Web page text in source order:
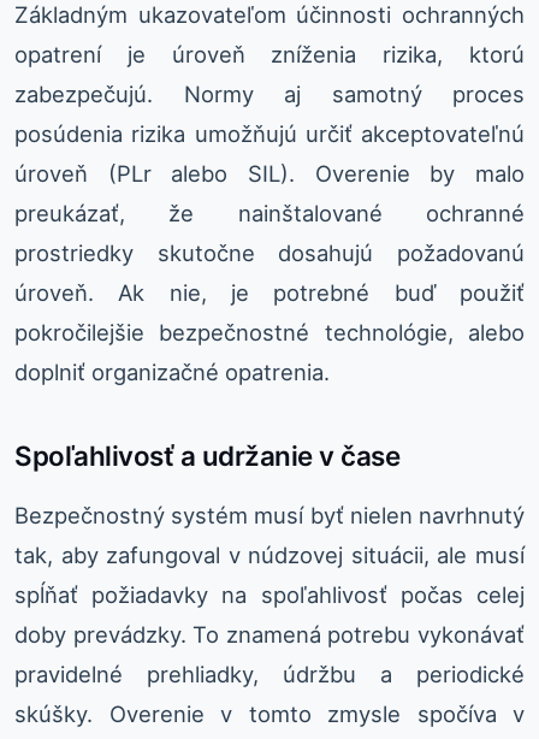
Základným ukazovateľom účinnosti ochranných
opatrení je úroveň zníženia rizika, ktorú
zabezpečujú. Normy aj samotný proces
posúdenia rizika umožňujú určiť akceptovateľnú
úroveň (PLr alebo SIL). Overenie by malo
preukázať, že nainštalované ochranné
prostriedky skutočne dosahujú požadovanú
úroveň. Ak nie, je potrebné buď použiť
pokročilejšie bezpečnostné technológie, alebo
doplniť organizačné opatrenia.
Spoľahlivosť a udržanie v čase
Bezpečnostný systém musí byť nielen navrhnutý
tak, aby zafungoval v núdzovej situácii, ale musí
spĺňať požiadavky na spoľahlivosť počas celej
doby prevádzky. To znamená potrebu vykonávať
pravidelné prehliadky, údržbu a periodické
skúšky. Overenie v tomto zmysle spočíva v